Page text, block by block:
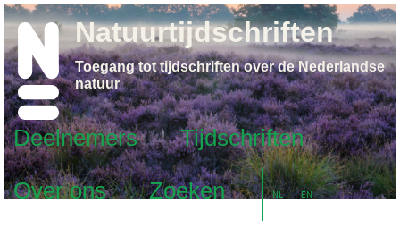
Deelnemers
Tijdschriften
Over ons
Zoeken NL EN
Natuurtijdschriften
Toegang tot tijdschriften over de Nederlandse
natuur